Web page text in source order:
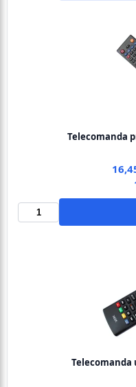
Telecomanda
Telecomanda